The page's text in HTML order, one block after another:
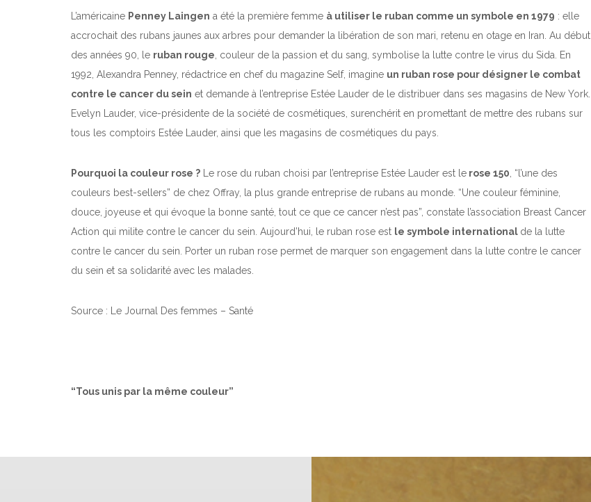
L’américaine Penney Laingen a été la première femme à utiliser le ruban comme un symbole en 1979 : elle
accrochait des rubans jaunes aux arbres pour demander la libération de son mari, retenu en otage en Iran. Au début
des années 90, le ruban rouge , couleur de la passion et du sang, symbolise la lutte contre le virus du Sida. En
1992, Alexandra Penney, rédactrice en chef du magazine Self, imagine un ruban rose pour désigner le combat
contre le cancer du sein et demande à l’entreprise Estée Lauder de le distribuer dans ses magasins de New York.
Evelyn Lauder, vice-présidente de la société de cosmétiques, surenchérit en promettant de mettre des rubans sur
tous les comptoirs Estée Lauder, ainsi que les magasins de cosmétiques du pays.
Pourquoi la couleur rose ? Le rose du ruban choisi par l’entreprise Estée Lauder est le rose 150 , “l’une des
couleurs best-sellers” de chez Offray, la plus grande entreprise de rubans au monde. “Une couleur féminine,
douce, joyeuse et qui évoque la bonne santé, tout ce que ce cancer n’est pas”, constate l’association Breast Cancer
Action qui milite contre le cancer du sein. Aujourd’hui, le ruban rose est le symbole international de la lutte
contre le cancer du sein. Porter un ruban rose permet de marquer son engagement dans la lutte contre le cancer
du sein et sa solidarité avec les malades.
Source : Le Journal Des femmes – Santé
“Tous unis par la même couleur”